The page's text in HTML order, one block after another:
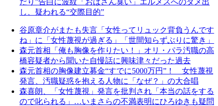
し、疑われる“交際目的”
谷原章介がまたも失言「女性ってリュック背負うんです
ね」に「女性蔑視が過ぎる」「世間知らずぶりに驚き」
森元首相「俺も胸像を作りたい！」オリ・パラ汚職の高
橋容疑者から聞いた自慢話に興味津々だった過去
森元首相の胸像建立募金“すでに5000万円”！ 女性蔑視
発言、汚職疑惑を抱える人物に「なぜ？」の大合唱
森喜朗、「女性蔑視」発言を批判され「本当の話をする
ので叱られる」…いまさらの不満表明にひろゆきも疑問